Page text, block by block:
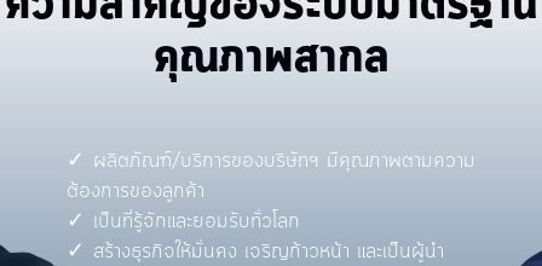
คุณภาพสากล
ผลิตภัณฑ์/บริการของบริษัทฯ มีคุณภาพตามความ
ต้องการของลูกค้า
เป็นที่รู้จักและยอมรับทั่วโลก
สร้างธุรกิจให้มั่นคง เจริญก้าวหน้า และเป็นผู้นำ